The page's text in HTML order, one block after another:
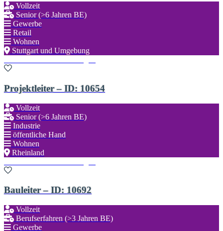
Vollzeit
Senior (>6 Jahren BE)
Gewerbe
Retail
Wohnen
Stuttgart und Umgebung
Projektleiter – ID: 10654
Vollzeit
Senior (>6 Jahren BE)
Industrie
öffentliche Hand
Wohnen
Rheinland
Bauleiter – ID: 10692
Vollzeit
Berufserfahren (>3 Jahren BE)
Gewerbe